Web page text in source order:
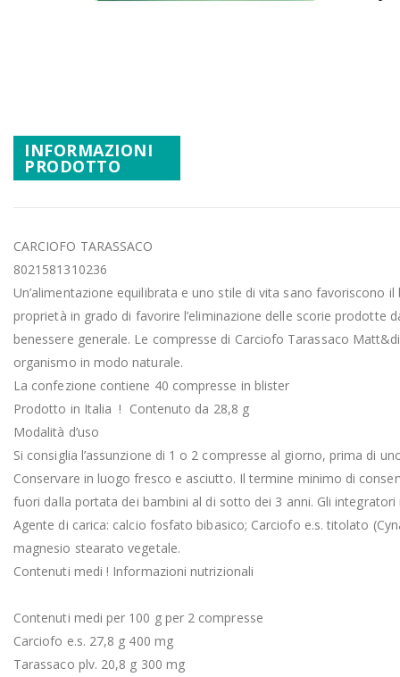
immagini
INFORMAZIONI
PRODOTTO
CARCIOFO TARASSACO
8021581310236
Un’alimentazione equilibrata e uno stile di vita sano favoriscono
proprietà in grado di favorire l’eliminazione delle scorie prodotte
benessere generale. Le compresse di Carciofo Tarassaco
organismo in modo naturale.
La confezione contiene 40 compresse in blister
Prodotto in Italia ! Contenuto da 28,8 g
Modalità d’uso
Si consiglia l’assunzione di 1 o 2 compresse al giorno, prima di
Conservare in luogo fresco e asciutto. Il termine minimo di
fuori dalla portata dei bambini al di sotto dei 3 anni. Gli
Agente di carica: calcio fosfato bibasico; Carciofo e.s. titolato
magnesio stearato vegetale.
Contenuti medi ! Informazioni nutrizionali
Contenuti medi per 100 g per 2 compresse
Carciofo e.s. 27,8 g 400 mg
Tarassaco plv. 20,8 g 300 mg